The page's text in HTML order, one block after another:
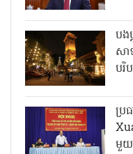
បង
សា
បរិ
ប្រ
មួយ